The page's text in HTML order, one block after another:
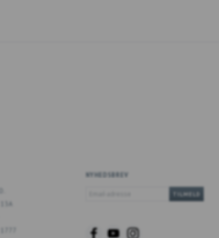
NYHEDSBREV
TILMELD